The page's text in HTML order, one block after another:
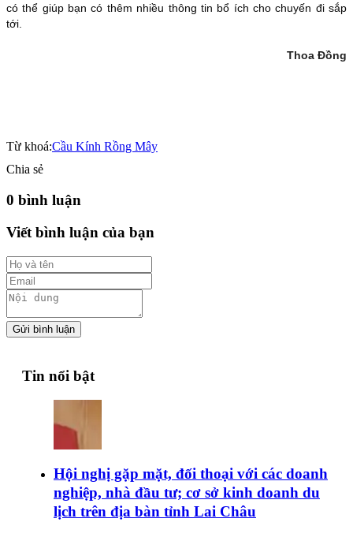
có thể giúp bạn có thêm nhiều thông tin bổ ích cho chuyến đi sắp
tới.
Thoa Đồng
Từ khoá:Cầu Kính Rồng Mây
Chia sẻ
0 bình luận
Viết bình luận của bạn
Gửi bình luận
Tin nổi bật
Hội nghị gặp mặt, đối thoại với các doanh
nghiệp, nhà đầu tư; cơ sở kinh doanh du
lịch trên địa bàn tỉnh Lai Châu